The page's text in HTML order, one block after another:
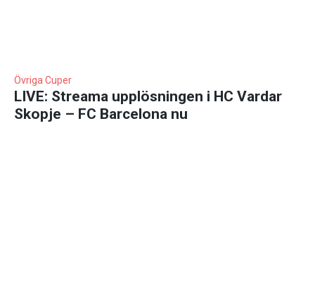
Övriga Cuper
LIVE: Streama upplösningen i HC Vardar
Skopje – FC Barcelona nu